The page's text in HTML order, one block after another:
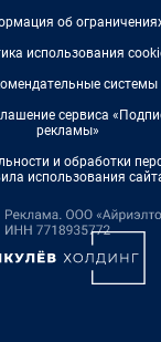
об
использования
системы
сервиса
рекламы»
и обработки
использования